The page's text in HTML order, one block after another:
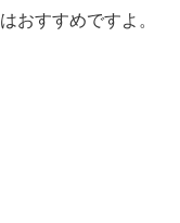
おすすめですよ。